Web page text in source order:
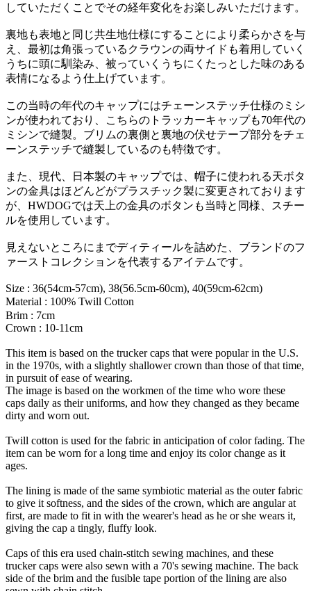
していただくことでその経年変化をお楽しみいただけます。
裏地も表地と同じ共生地仕様にすることにより柔らかさを与
え、最初は角張っているクラウンの両サイドも着用していく
うちに頭に馴染み、被っていくうちにくたっとした味のある
表情になるよう仕上げています。
この当時の年代のキャップにはチェーンステッチ仕様のミシ
ンが使われており、こちらのトラッカーキャップも70年代の
ミシンで縫製。ブリムの裏側と裏地の伏せテープ部分をチェ
ーンステッチで縫製しているのも特徴です。
また、現代、日本製のキャップでは、帽子に使われる天ボタ
ンの金具はほどんどがプラスチック製に変更されております
が、HWDOGでは天上の金具のボタンも当時と同様、スチー
ルを使用しています。
見えないところにまでディティールを詰めた、ブランドのフ
ァーストコレクションを代表するアイテムです。
Size : 36(54cm-57cm), 38(56.5cm-60cm), 40(59cm-62cm)
Material : 100% Twill Cotton ㅤㅤㅤㅤㅤㅤㅤ
Brim : 7cm
Crown : 10-11cm
This item is based on the trucker caps that were popular in the U.S.
in the 1970s, with a slightly shallower crown than those of that time,
in pursuit of ease of wearing.
The image is based on the workmen of the time who wore these
caps daily as their uniforms, and how they changed as they became
dirty and worn out.
Twill cotton is used for the fabric in anticipation of color fading. The
item can be worn for a long time and enjoy its color change as it
ages.
The lining is made of the same symbiotic material as the outer fabric
to give it softness, and the sides of the crown, which are angular at
first, are made to fit in with the wearer's head as he or she wears it,
giving the cap a tingly, fluffy look.
Caps of this era used chain-stitch sewing machines, and these
trucker caps were also sewn with a 70's sewing machine. The back
side of the brim and the fusible tape portion of the lining are also